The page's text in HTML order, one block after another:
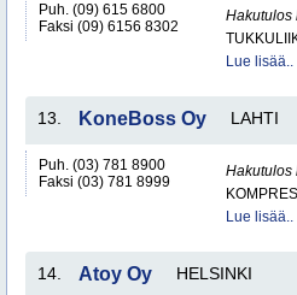
Puh. (09) 615 6800
Faksi (09) 6156 8302
Hakutulos
Lue lisää..
13. KoneBoss Oy LAHTI
Puh. (03) 781 8900
Faksi (03) 781 8999
Hakutulos
Lue lisää..
14. Atoy Oy HELSINKI